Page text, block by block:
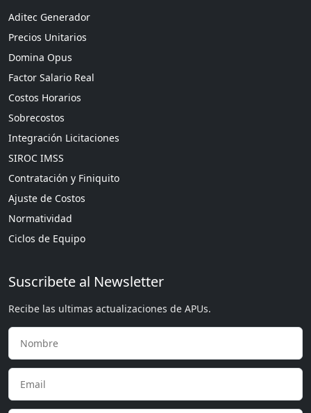
Aditec Generador
Precios Unitarios
Domina Opus
Factor Salario Real
Costos Horarios
Sobrecostos
Integración Licitaciones
SIROC IMSS
Contratación y Finiquito
Ajuste de Costos
Normatividad
Ciclos de Equipo
Suscribete al Newsletter
Recibe las ultimas actualizaciones de APUs.